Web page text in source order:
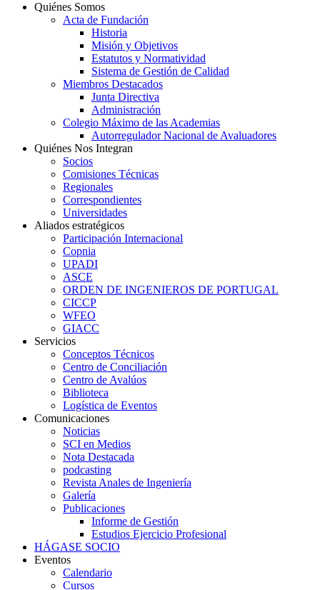
Quiénes Somos
Acta de Fundación
Historia
Misión y Objetivos
Estatutos y Normatividad
Sistema de Gestión de Calidad
Miembros Destacados
Junta Directiva
Administración
Colegio Máximo de las Academias
Autorregulador Nacional de Avaluadores
Quiénes Nos Integran
Socios
Comisiones Técnicas
Regionales
Correspondientes
Universidades
Aliados estratégicos
Participación Internacional
Copnia
UPADI
ASCE
ORDEN DE INGENIEROS DE PORTUGAL
CICCP
WFEO
GIACC
Servicios
Conceptos Técnicos
Centro de Conciliación
Centro de Avalúos
Biblioteca
Logística de Eventos
Comunicaciones
Noticias
SCI en Medios
Nota Destacada
podcasting
Revista Anales de Ingeniería
Galería
Publicaciones
Informe de Gestión
Estudios Ejercicio Profesional
HÁGASE SOCIO
Eventos
Calendario
Cursos